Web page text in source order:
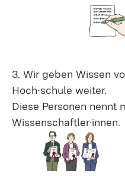
3. Wir geben Wissen
Hoch∙schule weiter.
Diese Personen nennt
Wissenschaftler·innen.